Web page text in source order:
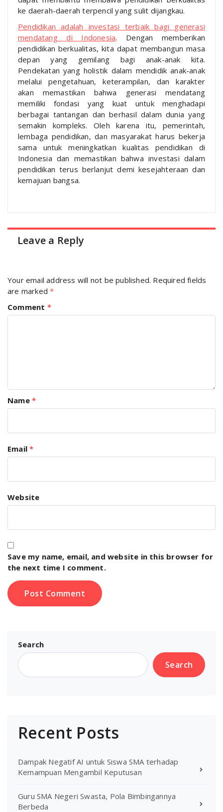
ke daerah-daerah terpencil yang sulit dijangkau.
Pendidikan adalah investasi terbaik bagi generasi
mendatang di Indonesia. Dengan memberikan
pendidikan berkualitas, kita dapat membangun masa
depan yang gemilang bagi anak-anak kita.
Pendekatan yang holistik dalam mendidik anak-anak
melalui pengetahuan, keterampilan, dan karakter
akan memastikan bahwa generasi mendatang
memiliki fondasi yang kuat untuk menghadapi
berbagai tantangan dan berhasil dalam dunia yang
semakin kompleks. Oleh karena itu, pemerintah,
lembaga pendidikan, dan masyarakat harus bekerja
sama untuk meningkatkan kualitas pendidikan di
Indonesia dan memastikan bahwa investasi dalam
pendidikan terus berlanjut demi kesejahteraan dan
kemajuan bangsa.
Leave a Reply
Your email address will not be published. Required fields
are marked*
Comment *
Name *
Email*
Website
Save my name, email, and website in this browser for
the next time I comment.
Search
Search
Recent Posts
Dampak Negatif AI untuk Siswa SMA terhadap
Kemampuan Mengambil Keputusan
Guru SMA Negeri Swasta, Pola Bimbingannya
Berbeda